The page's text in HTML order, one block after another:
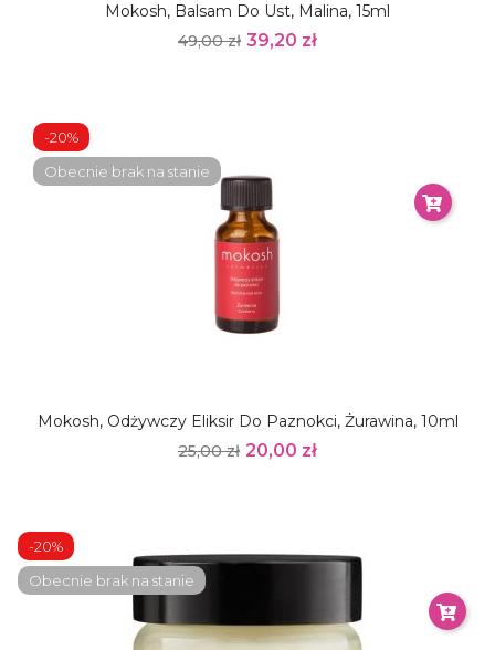
Mokosh, Balsam Do Ust, Malina, 15ml
49,00 zł 39,20 zł
Mokosh, Odżywczy Eliksir Do Paznokci, Żurawina, 10ml
25,00 zł 20,00 zł
-20%
Obecnie brak na stanie
-20%
Obecnie brak na stanie